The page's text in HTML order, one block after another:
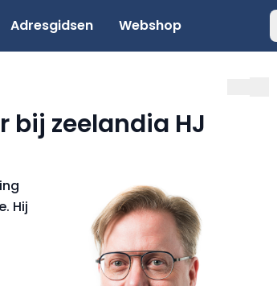
Adresgidsen Webshop
zeelandia HJ
Hij